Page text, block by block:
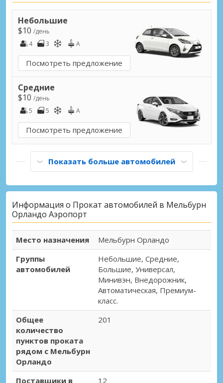
Небольшие
$10 /день
4
3 A
Посмотреть предложение
Средние
$10 /день
5
5 A
Посмотреть предложение
Показать больше автомобилей
Информация о Прокат автомобилей в Мельбурн
Орландо Аэропорт
Место назначения
Мельбурн Орландо
Группы
автомобилей
Небольшие, Средние,
Большие, Универсал,
Минивэн, Внедорожник,
Автоматическая, Премиум-
класс.
Общее
количество
пунктов проката
рядом с Мельбурн
Орландо
201
Поставщики в
12